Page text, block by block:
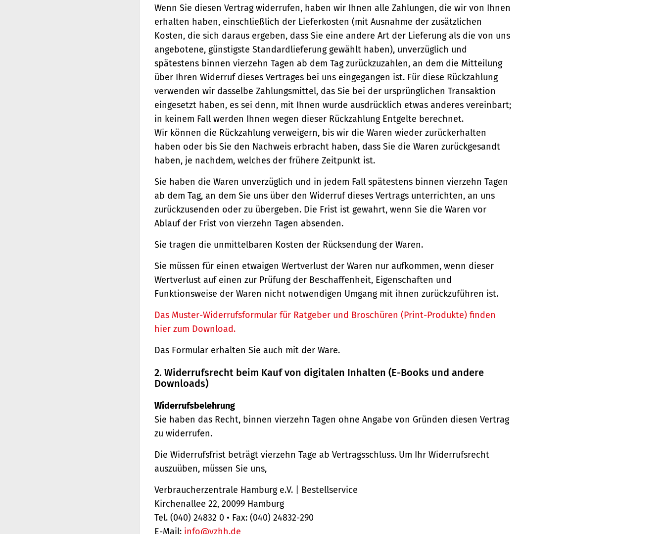
Wenn Sie diesen Vertrag widerrufen, haben wir Ihnen alle Zahlungen, die wir von Ihnen
erhalten haben, einschließlich der Lieferkosten (mit Ausnahme der zusätzlichen
Kosten, die sich daraus ergeben, dass Sie eine andere Art der Lieferung als die von uns
angebotene, günstigste Standardlieferung gewählt haben), unverzüglich und
spätestens binnen vierzehn Tagen ab dem Tag zurückzuzahlen, an dem die Mitteilung
über Ihren Widerruf dieses Vertrages bei uns eingegangen ist. Für diese Rückzahlung
verwenden wir dasselbe Zahlungsmittel, das Sie bei der ursprünglichen Transaktion
eingesetzt haben, es sei denn, mit Ihnen wurde ausdrücklich etwas anderes vereinbart;
in keinem Fall werden Ihnen wegen dieser Rückzahlung Entgelte berechnet.
Wir können die Rückzahlung verweigern, bis wir die Waren wieder zurückerhalten
haben oder bis Sie den Nachweis erbracht haben, dass Sie die Waren zurückgesandt
haben, je nachdem, welches der frühere Zeitpunkt ist.
Sie haben die Waren unverzüglich und in jedem Fall spätestens binnen vierzehn Tagen
ab dem Tag, an dem Sie uns über den Widerruf dieses Vertrags unterrichten, an uns
zurückzusenden oder zu übergeben. Die Frist ist gewahrt, wenn Sie die Waren vor
Ablauf der Frist von vierzehn Tagen absenden.
Sie tragen die unmittelbaren Kosten der Rücksendung der Waren.
Sie müssen für einen etwaigen Wertverlust der Waren nur aufkommen, wenn dieser
Wertverlust auf einen zur Prüfung der Beschaffenheit, Eigenschaften und
Funktionsweise der Waren nicht notwendigen Umgang mit ihnen zurückzuführen ist.
Das Muster-Widerrufsformular für Ratgeber und Broschüren (Print-Produkte) finden
hier zum Download.
Das Formular erhalten Sie auch mit der Ware.
2. Widerrufsrecht beim Kauf von digitalen Inhalten (E-Books und andere
Downloads)
Widerrufsbelehrung
Sie haben das Recht, binnen vierzehn Tagen ohne Angabe von Gründen diesen Vertrag
zu widerrufen.
Die Widerrufsfrist beträgt vierzehn Tage ab Vertragsschluss. Um Ihr Widerrufsrecht
auszuüben, müssen Sie uns,
Verbraucherzentrale Hamburg e.V. | Bestellservice
Kirchenallee 22, 20099 Hamburg
Tel. (040) 24832 0 • Fax: (040) 24832-290
E-Mail: info@vzhh.de